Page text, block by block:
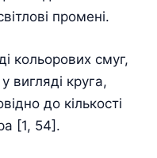
промені.
кольорових смуг,
вигляді круга,
до кількості
[1, 54].